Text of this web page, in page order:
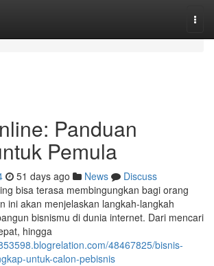
Panduan
Pemula
51 days ago News
Discuss
bisa terasa membingungkan bagi orang
ini akan menjelaskan langkah-langkah
bisnismu di dunia internet. Dari mencari
hingga
48467825/bisnis-
untuk-calon-pebisnis